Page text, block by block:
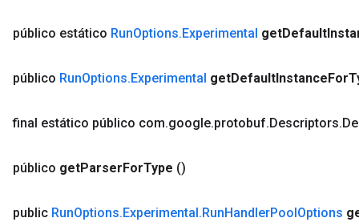
público estático RunOptions.Experimental getDefault
público RunOptions.Experimental getDefaultInstanceFor
final estático público com.google.protobuf.Descriptors.
público getParserForType ()
public RunOptions.Experimental.RunHandlerPoolOptions